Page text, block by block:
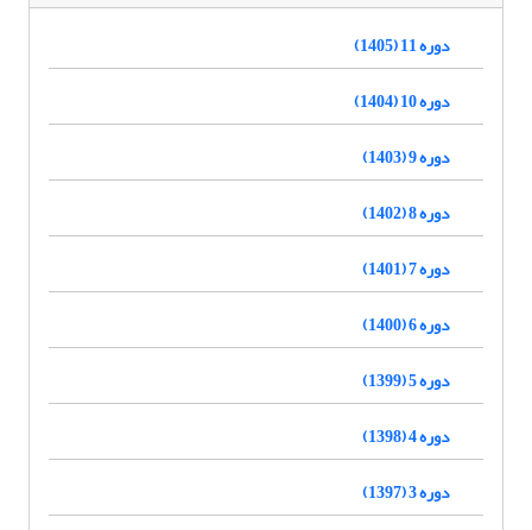
دوره 11 (1405)
دوره 10 (1404)
دوره 9 (1403)
دوره 8 (1402)
دوره 7 (1401)
دوره 6 (1400)
دوره 5 (1399)
دوره 4 (1398)
دوره 3 (1397)